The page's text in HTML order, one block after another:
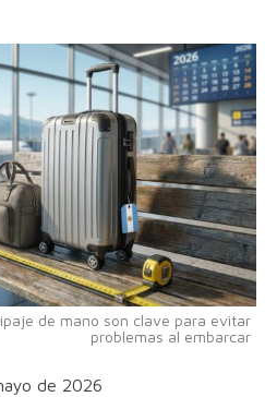
de mano son clave para evitar
problemas al embarcar
de 2026